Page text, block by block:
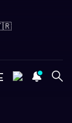
🇹🇷